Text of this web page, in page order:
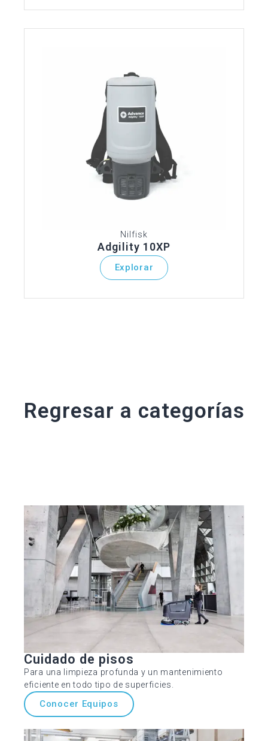
Nilfisk
Adgility 10XP
Explorar
Regresar a categorías
Cuidado de pisos
Para una limpieza profunda y un mantenimiento
eficiente en todo tipo de superficies.
Conocer Equipos